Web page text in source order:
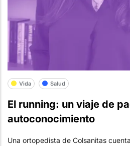
Vida Salud
El running: un viaje de
autoconocimiento
Una ortopedista de Colsanitas